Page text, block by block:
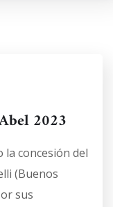
2023
la concesión del
(Buenos
sus